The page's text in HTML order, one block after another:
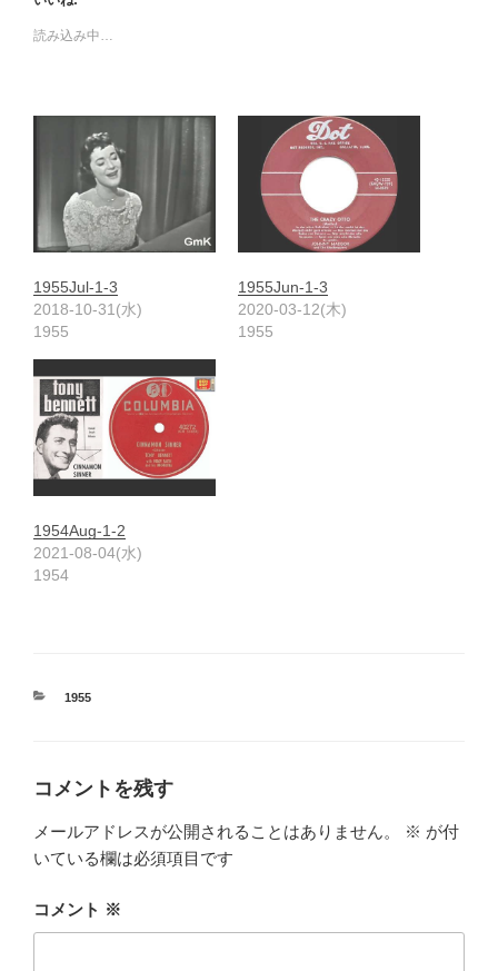
読み込み中…
1955Jul-1-3
2018-10-31(水)
1955
1955Jun-1-3
2020-03-12(木)
1955
1954Aug-1-2
2021-08-04(水)
1954
カ
1955
コメントを残す
メールアドレスが公開されることはありません。 ※ が付
いている欄は必須項目です
コメント ※